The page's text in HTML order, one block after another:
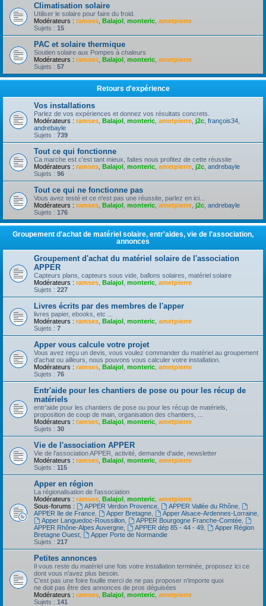
Climatisation solaire
Utiliser le solaire pour faire du froid.
Modérateurs : ramses Balajol monteric ametpierre
Sujets : 15
PAC et solaire thermique
Soutien solaire aux Pompes à chaleurs
Modérateurs : ramses Balajol monteric ametpierre
Sujets : 57
Retours d'expérience
Vos installations
Parlez de vos expériences et donnez vos résultats concrets.
Modérateurs : ramses Balajol monteric ametpierre j2c françois34
andrebayle
Sujets : 739
Tout ce qui fonctionne
Ca marche est c'est tant mieux, faites nous profitez de cette réussite
Modérateurs : ramses Balajol monteric ametpierre j2c andrebayle
Sujets : 96
Tout ce qui ne fonctionne pas
Vous avez testé et ce n'est pas une réussite, parlez en ici...
Modérateurs : ramses Balajol monteric ametpierre j2c andrebayle
Sujets : 176
Groupement d'achat de matériel solaire, entr'aides, vie de l'association,
annonces
Groupement d'achat du matériel solaire de l'association
APPER
Capteurs plans, capteurs sous vide, ballons solaires, matériel solaire
Modérateurs : ramses Balajol monteric ametpierre
Sujets : 227
Livres écrits par des membres de l'apper
livres papier, ebooks, etc ...
Modérateurs : ramses Balajol monteric ametpierre
Sujets : 7
Apper vous calcule votre projet
Vous avez reçu un devis, vous voulez commander du matériel au groupement
d'achat ou ailleurs, nous pouvons vous calculer votre installation.
Modérateurs : ramses Balajol monteric ametpierre
Sujets : 76
Entr'aide pour les chantiers de pose ou pour les récup de
matériels
entr'aide pour les chantiers de pose ou pour les récup de matériels,
proposition de coup de main, organisation des chantiers, ...
Modérateurs : ramses Balajol monteric ametpierre
Sujets : 30
Vie de l'association APPER
Vie de l'association APPER, activité, demande d'aide, newsletter
Modérateurs : ramses Balajol monteric ametpierre
Sujets : 115
Apper en région
La régionalisation de l'association
Modérateurs : ramses Balajol monteric ametpierre
Sous-forums :
APPER Verdon Provence, APPER Vallée du Rhône,
APPER Ile de France
Apper Bretagne, Apper Alsace-Ardennes-Lorraine,
Apper Languedoc-Roussillon, APPER Bourgogne Franche-Comtée,
APPER Rhône-Alpes Auvergne
APPER dép 85 - 44 - 49,
Apper Région
Bretagne Ouest
Apper Porte de Normandie
Sujets : 217
Petites annonces
Il vous reste du matériel une fois votre installation terminée, proposez ici ce
dont vous n'avez plus besoin.
C'est pas une foire fouille merci de ne pas proposer n'importe quoi
ne doit pas être des annonces de pros déguisées
Modérateurs : ramses Balajol monteric ametpierre
Sujets : 141